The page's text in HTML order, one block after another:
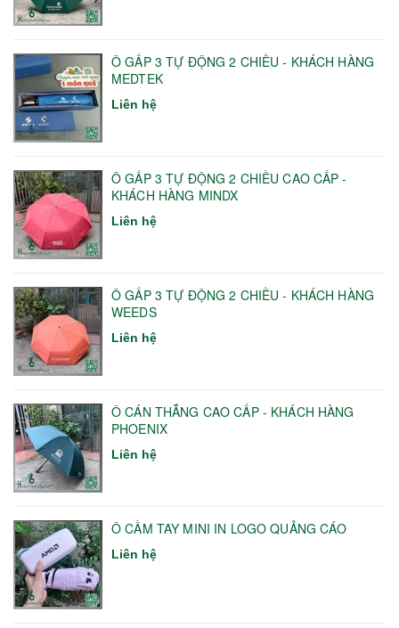
Ô GẤP 3 TỰ ĐỘNG 2 CHIỀU - KHÁCH HÀNG
MEDTEK
Liên hệ
Ô GẤP 3 TỰ ĐỘNG 2 CHIỀU CAO CẤP -
KHÁCH HÀNG MINDX
Liên hệ
Ô GẤP 3 TỰ ĐỘNG 2 CHIỀU - KHÁCH HÀNG
WEEDS
Liên hệ
Ô CÁN THẲNG CAO CẤP - KHÁCH HÀNG
PHOENIX
Liên hệ
Ô CẦM TAY MINI IN LOGO QUẢNG CÁO
Liên hệ